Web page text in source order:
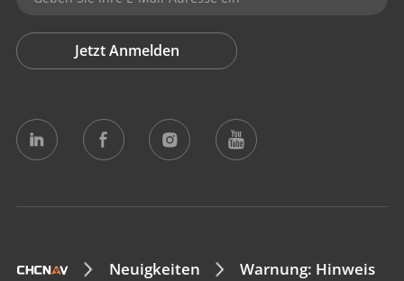
Jetzt Anmelden
Neuigkeiten
Warnung: Hinweis